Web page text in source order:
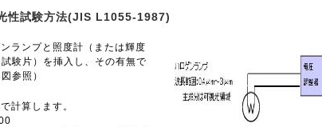
性試験方法(JIS L1055-1987)
ランプと照度計（または輝度
験片）を挿入し、その有無で
参照）
計算します。